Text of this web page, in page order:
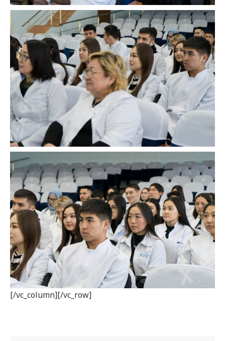
[/vc_column][/vc_row]